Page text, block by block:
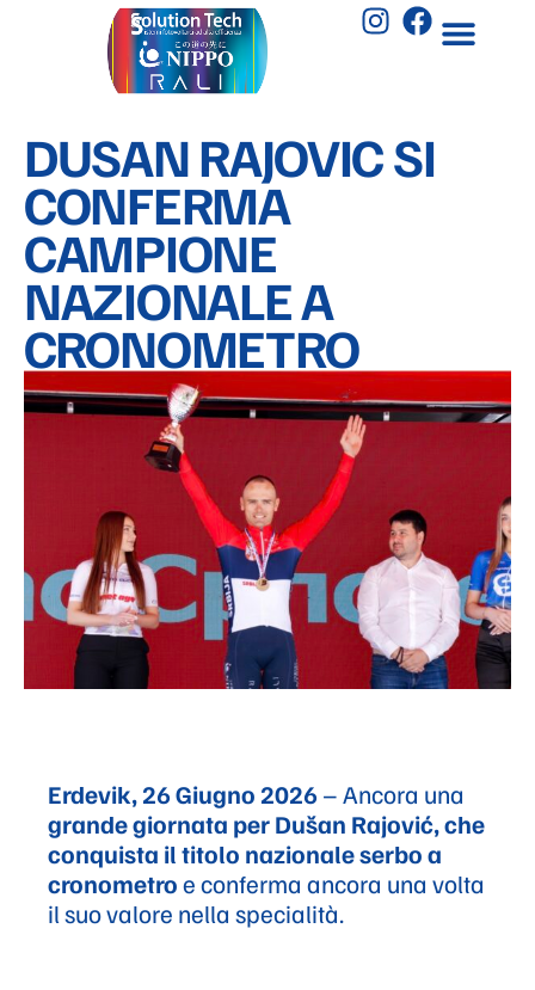
DUSAN RAJOVIC SI
CONFERMA
CAMPIONE
NAZIONALE A
CRONOMETRO
Erdevik, 26 Giugno 2026 – Ancora una
grande giornata per Dušan Rajović, che
conquista il titolo nazionale serbo a
cronometroe conferma ancora una volta
il suo valore nella specialità.